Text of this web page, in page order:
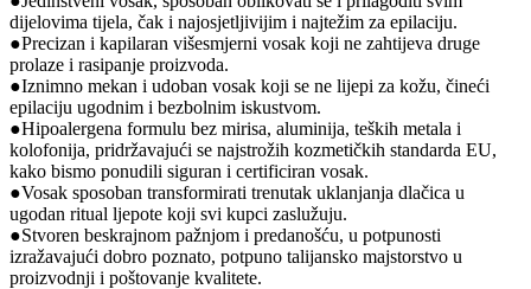
dijelovima tijela, čak i najosjetljivijim i najtežim za epilaciju.
●Precizan i kapilaran višesmjerni vosak koji ne zahtijeva druge
prolaze i rasipanje proizvoda.
●Iznimno mekan i udoban vosak koji se ne lijepi za kožu, čineći
epilaciju ugodnim i bezbolnim iskustvom.
●Hipoalergena formulu bez mirisa, aluminija, teških metala i
kolofonija, pridržavajući se najstrožih kozmetičkih standarda EU,
kako bismo ponudili siguran i certificiran vosak.
●Vosak sposoban transformirati trenutak uklanjanja dlačica u
ugodan ritual ljepote koji svi kupci zaslužuju.
●Stvoren beskrajnom pažnjom i predanošću, u potpunosti
izražavajući dobro poznato, potpuno talijansko majstorstvo u
proizvodnji i poštovanje kvalitete.